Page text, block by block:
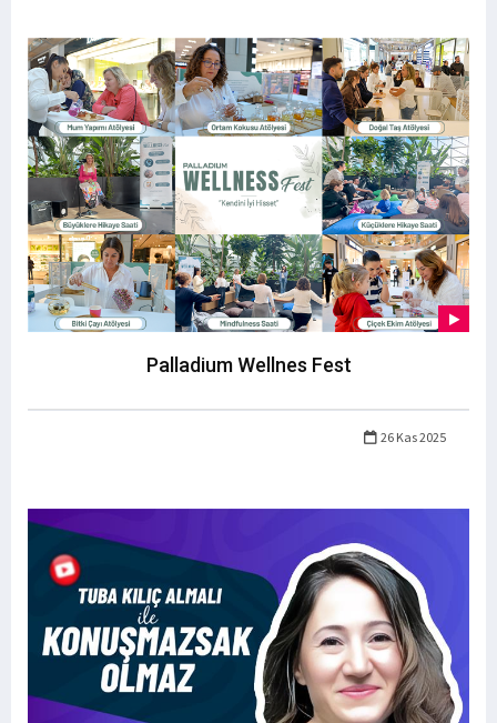
Palladium Wellnes Fest
26 Kas 2025